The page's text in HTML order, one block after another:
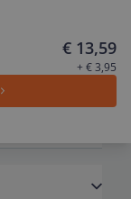
€ 13,59
+ € 3,95